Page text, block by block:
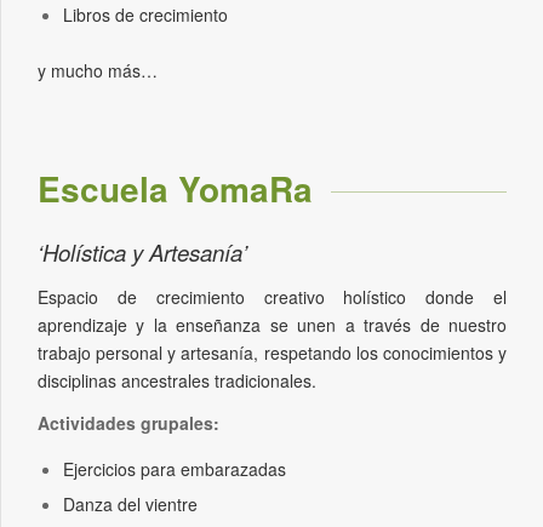
Libros de crecimiento
y mucho más…
Escuela YomaRa
‘Holística y Artesanía’
Espacio de crecimiento creativo holístico donde el
aprendizaje y la enseñanza se unen a través de nuestro
trabajo personal y artesanía, respetando los conocimientos y
disciplinas ancestrales tradicionales.
Actividades grupales:
Ejercicios para embarazadas
Danza del vientre